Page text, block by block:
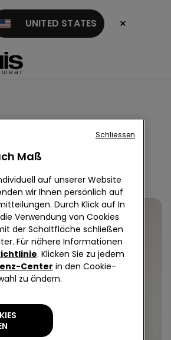
UNITED STATES ×
Maß
auf unserer Website
wir Ihnen persönlich auf
Durch Klick auf In
Verwendung von Cookies
der Schaltfläche schließen
Für nähere Informationen
. Klicken Sie zu jedem
Center in den Cookie-
zu ändern.
Schliessen